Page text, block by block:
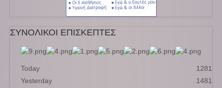
ΣΥΝΟΛΙΚΟΙ ΕΠΙΣΚΕΠΤΕΣ
Today
1281
Yesterday
1481